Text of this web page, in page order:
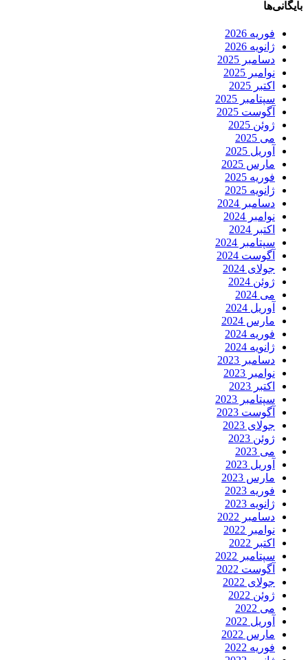
بایگانی‌ها
فوریه 2026
ژانویه 2026
دسامبر 2025
نوامبر 2025
اکتبر 2025
سپتامبر 2025
آگوست 2025
ژوئن 2025
می 2025
آوریل 2025
مارس 2025
فوریه 2025
ژانویه 2025
دسامبر 2024
نوامبر 2024
اکتبر 2024
سپتامبر 2024
آگوست 2024
جولای 2024
ژوئن 2024
می 2024
آوریل 2024
مارس 2024
فوریه 2024
ژانویه 2024
دسامبر 2023
نوامبر 2023
اکتبر 2023
سپتامبر 2023
آگوست 2023
جولای 2023
ژوئن 2023
می 2023
آوریل 2023
مارس 2023
فوریه 2023
ژانویه 2023
دسامبر 2022
نوامبر 2022
اکتبر 2022
سپتامبر 2022
آگوست 2022
جولای 2022
ژوئن 2022
می 2022
آوریل 2022
مارس 2022
فوریه 2022